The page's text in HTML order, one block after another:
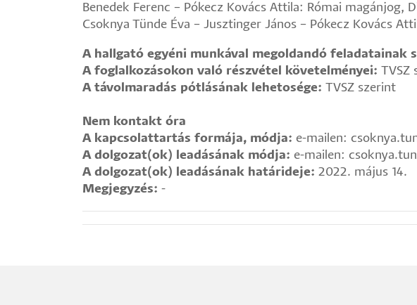
Benedek Ferenc – Pókecz Kovács Attila: Római magánjog,
Csoknya Tünde Éva – Jusztinger János – Pókecz Kovács
A hallgató egyéni munkával megoldandó feladatainak
A foglalkozásokon való részvétel követelményei: TVSZ
A távolmaradás pótlásának lehetosége: TVSZ szerint
Nem kontakt óra
A kapcsolattartás formája, módja: e-mailen:
A dolgozat(ok) leadásának módja: e-mailen:
A dolgozat(ok) leadásának határideje: 2022. május 14.
Megjegyzés: -